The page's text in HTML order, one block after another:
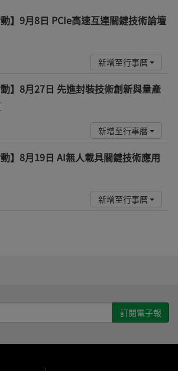
動】9月8日 PCIe高速互連關鍵技術論壇
新增至行事曆
動】8月27日 先進封裝技術創新與量產
新增至行事曆
動】8月19日 AI無人載具關鍵技術應用
新增至行事曆